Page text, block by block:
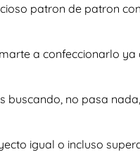
patron de patron
a confeccionarlo
buscando, no pasa
igual o incluso